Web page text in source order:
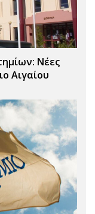
Νέες
Αιγαίου